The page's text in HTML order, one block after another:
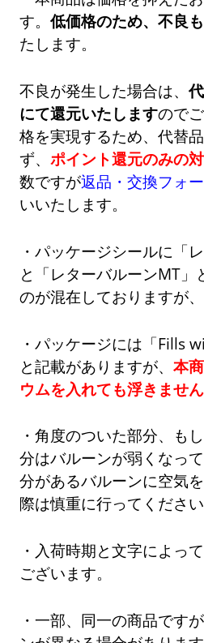
す。低価格のため、不良
たします。
不良が発生した場合は、
にて還元いたしますので
格を実現するため、代替
ず、ポイント還元のみの
数ですが返品・交換フォ
いいたします。
・パッケージシールに「
と「レターバルーンMT」
のが混在しておりますが
・パッケージには「Fills
と記載がありますが、本
ウムを入れても浮きません
・角度のついた部分、も
分はバルーンが弱くなっ
分があるバルーンに空気
際は慎重に行ってください
・入荷時期と文字によっ
ございます。
・一部、同一の商品です